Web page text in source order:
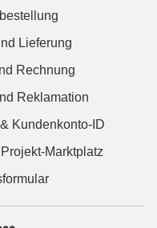
Lieferung
Rechnung
Reklamation
Kundenkonto-ID
Marktplatz